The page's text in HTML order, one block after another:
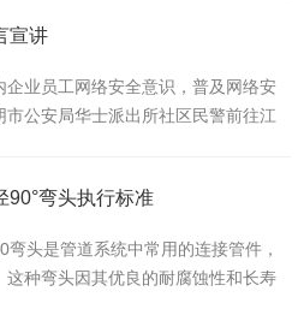
宣讲
企业员工网络安全意识，普及网络安
市公安局华士派出所社区民警前往江
90°弯头执行标准
弯头是管道系统中常用的连接管件，
这种弯头因其优良的耐腐蚀性和长寿